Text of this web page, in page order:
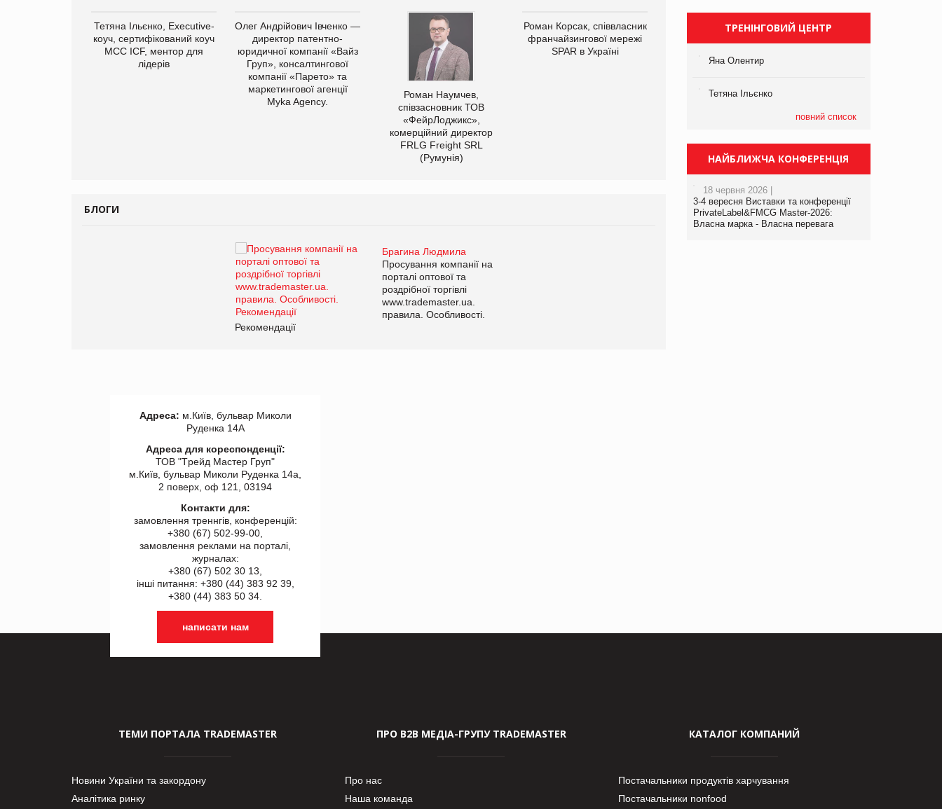
Тетяна Ільєнко, Executive-
коуч, сертифікований коуч
МСС ICF, ментор для
лідерів
Олег Андрійович Івченко —
директор патентно-
юридичної компанії «Вайз
Груп», консалтингової
компанії «Парето» та
маркетингової агенції
Myka Agency.
Роман Наумчев,
співзасновник ТОВ
«ФейрЛоджикс»,
комерційний директор
FRLG Freight SRL
(Румунія)
Роман Корсак, співвласник
франчайзингової мережі
SPAR в Україні
Олексій Логачов-Михайлов
виробництва
Яна Сараніна, директор
БЛОГИ
Брагина Людмила
Просування компанії на
порталі оптової та
роздрібної торгівлі
www.trademaster.ua.
правила. Особливості.
Рекомендації
ТРЕНІНГОВИЙ ЦЕНТР
Яна Олентир
Тетяна Ільєнко
повний список
НАЙБЛИЖЧА КОНФЕРЕНЦІЯ
18 червня 2026 |
3-4 вересня Виставки та конференції
PrivateLabel&FMCG Master-2026:
Власна марка - Власна перевага
Адреса: м.Київ, бульвар Миколи
Руденка 14А
Адреса для кореспонденції:
ТОВ "Tрейд Мастер Груп"
м.Київ, бульвар Миколи Руденка 14а,
2 поверх, оф 121, 03194
Контакти для:
замовлення треннгів, конференцій:
+380 (67) 502-99-00,
замовлення реклами на порталі,
журналах:
+380 (67) 502 30 13,
інші питання: +380 (44) 383 92 39,
+380 (44) 383 50 34.
написати нам
ТЕМИ ПОРТАЛА TRADEMASTER
Новини України та закордону
Аналітика ринку
ПРО В2В МЕДІА-ГРУПУ TRADEMASTER
Про нас
Наша команда
КАТАЛОГ КОМПАНИЙ
Постачальники продуктів харчування
Постачальники nonfood